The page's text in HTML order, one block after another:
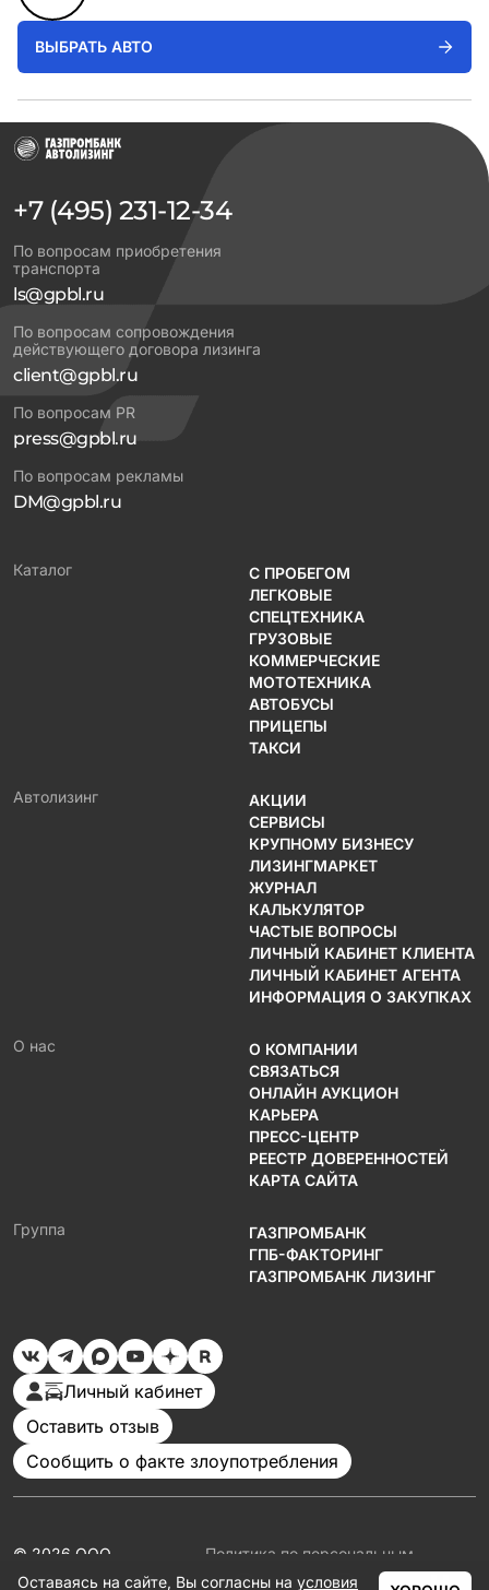
Оставаясь на сайте, Вы согласны на условия
ВЫБРАТЬ АВТО
+7 (495) 231-12-34
По вопросам приобретения
транспорта
ls@gpbl.ru
По вопросам сопровождения
действующего договора лизинга
client@gpbl.ru
По вопросам PR
press@gpbl.ru
По вопросам рекламы
DM@gpbl.ru
Каталог
С ПРОБЕГОМ
ЛЕГКОВЫЕ
СПЕЦТЕХНИКА
ГРУЗОВЫЕ
КОММЕРЧЕСКИЕ
МОТОТЕХНИКА
АВТОБУСЫ
ПРИЦЕПЫ
ТАКСИ
Автолизинг
АКЦИИ
СЕРВИСЫ
КРУПНОМУ БИЗНЕСУ
ЛИЗИНГМАРКЕТ
ЖУРНАЛ
КАЛЬКУЛЯТОР
ЧАСТЫЕ ВОПРОСЫ
ЛИЧНЫЙ КАБИНЕТ КЛИЕНТА
ЛИЧНЫЙ КАБИНЕТ АГЕНТА
ИНФОРМАЦИЯ О ЗАКУПКАХ
О нас
О КОМПАНИИ
СВЯЗАТЬСЯ
ОНЛАЙН АУКЦИОН
КАРЬЕРА
ПРЕСС-ЦЕНТР
РЕЕСТР ДОВЕРЕННОСТЕЙ
КАРТА САЙТА
Группа
ГАЗПРОМБАНК
ГПБ-ФАКТОРИНГ
ГАЗПРОМБАНК ЛИЗИНГ
Личный кабинет
Оставить отзыв
Сообщить о факте злоупотребления
© 2026 ООО
Политика по персональным